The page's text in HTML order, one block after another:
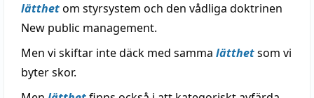
lätthetom styrsystem och den vådliga doktrinen
New public management.
Men vi skiftar inte däck med samma lätthetsom vi
byter skor.